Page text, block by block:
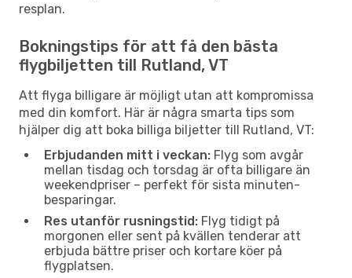
resplan.
Bokningstips för att få den bästa
flygbiljetten till Rutland, VT
Att flyga billigare är möjligt utan att kompromissa
med din komfort. Här är några smarta tips som
hjälper dig att boka billiga biljetter till Rutland, VT:
Erbjudanden mitt i veckan: Flyg som avgår
mellan tisdag och torsdag är ofta billigare än
weekendpriser – perfekt för sista minuten-
besparingar.
Res utanför rusningstid: Flyg tidigt på
morgonen eller sent på kvällen tenderar att
erbjuda bättre priser och kortare köer på
flygplatsen.